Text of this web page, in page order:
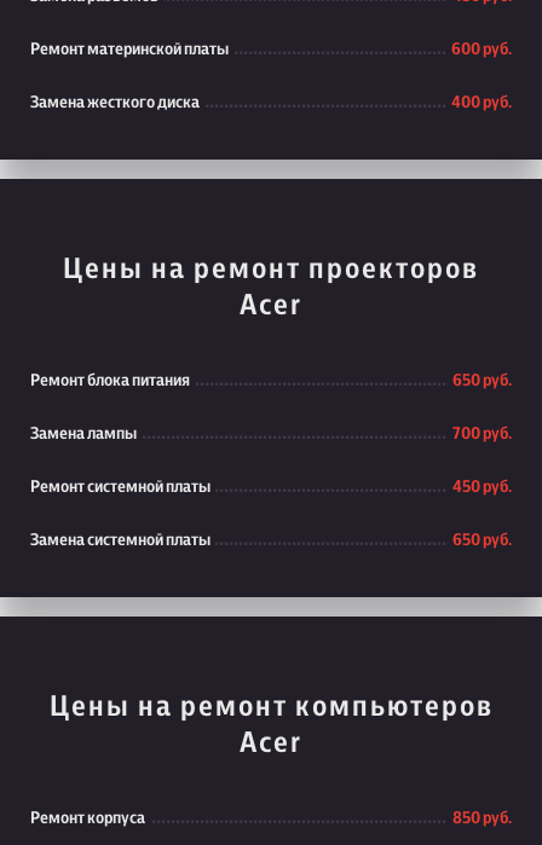
Ремонт материнской платы 600 руб.
Замена жесткого диска 400 руб.
Цены на ремонт проекторов
Acer
Ремонт блока питания 650 руб.
Замена лампы 700 руб.
Ремонт системной платы 450 руб.
Замена системной платы 650 руб.
Цены на ремонт компьютеров
Acer
Ремонт корпуса 850 руб.